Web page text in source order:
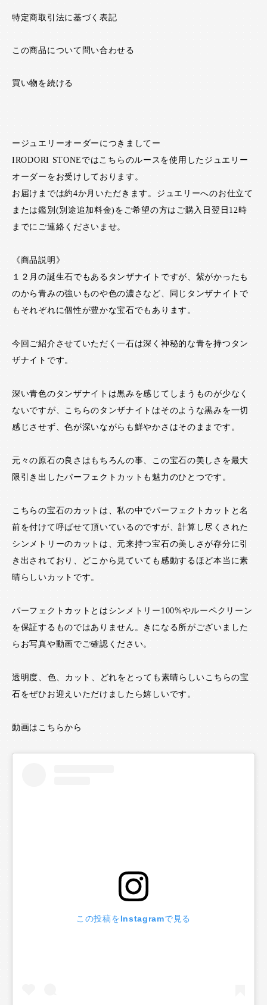
特定商取引法に基づく表記
この商品について問い合わせる
買い物を続ける
ージュエリーオーダーにつきましてー
IRODORI STONEではこちらのルースを使用したジュエリー
オーダーをお受けしております。
お届けまでは約4か月いただきます。ジュエリーへのお仕立て
または鑑別(別途追加料金)をご希望の方はご購入日翌日12時
までにご連絡くださいませ。
《商品説明》
１２月の誕生石でもあるタンザナイトですが、紫がかったも
のから青みの強いものや色の濃さなど、同じタンザナイトで
もそれぞれに個性が豊かな宝石でもあります。
今回ご紹介させていただく一石は深く神秘的な青を持つタン
ザナイトです。
深い青色のタンザナイトは黒みを感じてしまうものが少なく
ないですが、こちらのタンザナイトはそのような黒みを一切
感じさせず、色が深いながらも鮮やかさはそのままです。
元々の原石の良さはもちろんの事、この宝石の美しさを最大
限引き出したパーフェクトカットも魅力のひとつです。
こちらの宝石のカットは、私の中でパーフェクトカットと名
前を付けて呼ばせて頂いているのですが、計算し尽くされた
シンメトリーのカットは、元来持つ宝石の美しさが存分に引
き出されており、どこから見ていても感動するほど本当に素
晴らしいカットです。
パーフェクトカットとはシンメトリー100%やルーペクリーン
を保証するものではありません。きになる所がございました
らお写真や動画でご確認ください。
透明度、色、カット、どれをとっても素晴らしいこちらの宝
石をぜひお迎えいただけましたら嬉しいです。
動画はこちらから
この投稿をInstagramで見る